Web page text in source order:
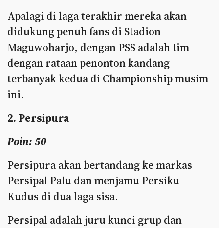
Apalagi di laga terakhir mereka akan
didukung penuh fans di Stadion
Maguwoharjo, dengan PSS adalah tim
dengan rataan penonton kandang
terbanyak kedua di Championship musim
ini.
2. Persipura
Poin: 50
Persipura akan bertandang ke markas
Persipal Palu dan menjamu Persiku
Kudus di dua laga sisa.
Persipal adalah juru kunci grup dan